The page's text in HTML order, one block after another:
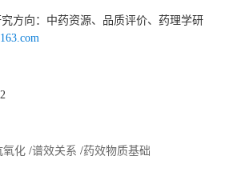
方向：中药资源、品质评价、药理学研
氧化 /谱效关系 /药效物质基础